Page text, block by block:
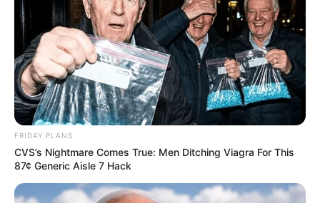
e ebből a bizalomból működő államot, tisztább
közéletet és érezhető hétköznapi javulást építeni.
Magyar Péter mondata ezért pontos: „Megyünk
tovább.”
Mert a 71 százalék nem célba érkezés. Hanem
rajtjelzés.
FRIDAY PLANS
CVS’s Nightmare Comes True: Men Ditching Viagra For This
87¢ Generic Aisle 7 Hack